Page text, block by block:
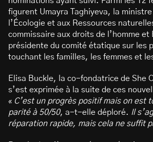
figurent Umayra Taghiyeva, la
l’Écologie et aux Ressources
commissaire aux droits de l’homme et
présidente du comité étatique sur les
touchant les familles, les femmes et
Elisa Buckle, la co-fondatrice de She
s’est exprimée à la suite de ces
« C’est un progrès positif mais on est
parité à 50/50, a-t-elle déploré. Il
réparation rapide, mais cela ne suffit